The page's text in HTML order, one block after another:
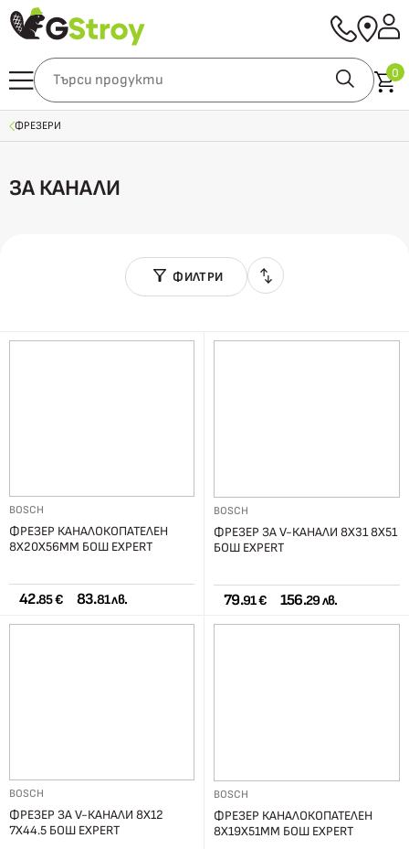
0
ФРЕЗЕРИ
ЗА КАНАЛИ
ФИЛТРИ
BOSCH
ФРЕЗЕР КАНАЛОКОПАТЕЛЕН
8Х20Х56ММ БОШ EXPERT
42.85 € 83.81 лв.
BOSCH
ФРЕЗЕР ЗА V-КАНАЛИ 8Х31 8Х51
БОШ EXPERT
79.91 € 156.29 лв.
BOSCH
ФРЕЗЕР ЗА V-КАНАЛИ 8Х12
7Х44.5 БОШ EXPERT
BOSCH
ФРЕЗЕР КАНАЛОКОПАТЕЛЕН
8Х19Х51ММ БОШ EXPERT